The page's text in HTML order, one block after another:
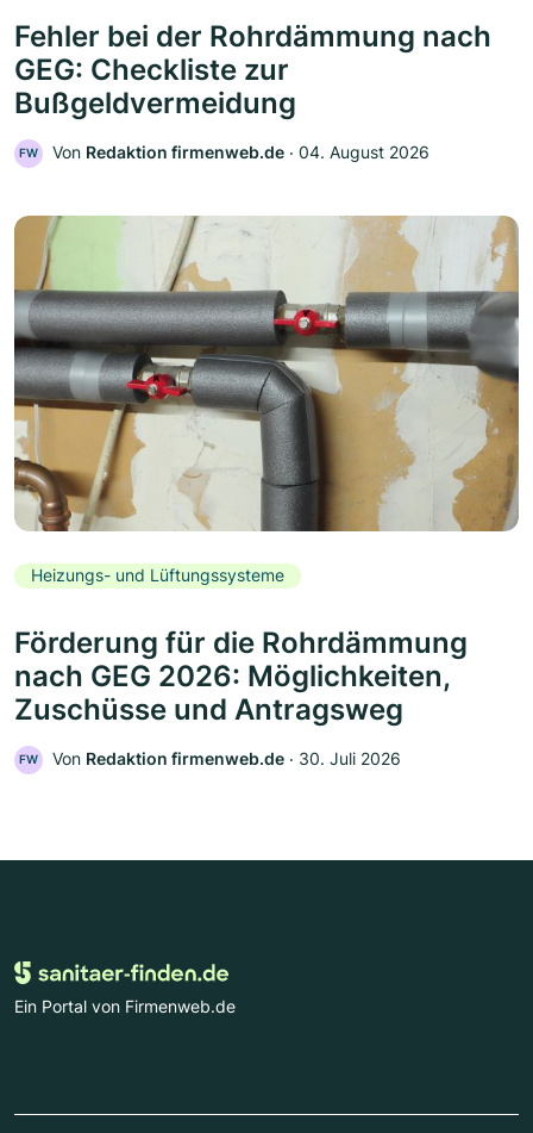
Fehler bei der Rohrdämmung nach
GEG: Checkliste zur
Bußgeldvermeidung
FW Von Redaktion firmenweb.de ‧ 04. August 2026
Heizungs- und Lüftungssysteme
Förderung für die Rohrdämmung
nach GEG 2026: Möglichkeiten,
Zuschüsse und Antragsweg
FW Von Redaktion firmenweb.de ‧ 30. Juli 2026
Ein Portal von Firmenweb.de